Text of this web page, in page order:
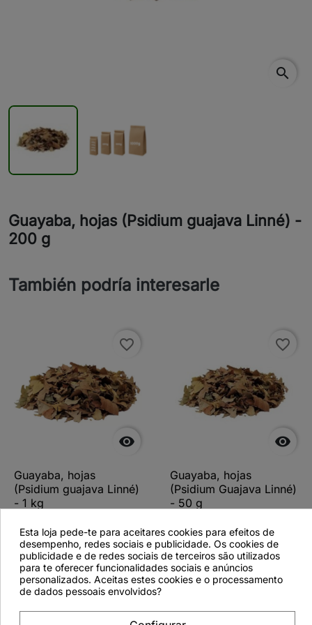
search
Guayaba, hojas (Psidium guajava Linné) -
200 g
También podría interesarle

favorite_border
Guayaba, hojas
(Psidium guajava Linné)
- 1 kg
Ver más detalles

favorite_border
Guayaba, hojas
(Psidium Guajava Linné)
- 50 g
Ver más detalles
Esta loja pede-te para aceitares cookies para efeitos de
desempenho, redes sociais e publicidade. Os cookies de
publicidade e de redes sociais de terceiros são utilizados
para te oferecer funcionalidades sociais e anúncios
personalizados. Aceitas estes cookies e o processamento
de dados pessoais envolvidos?